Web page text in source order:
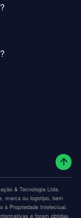
& Tecnologia Ltda.
marca ou logotipo, bem
à Propriedade Intelectual.
e foram obtidas